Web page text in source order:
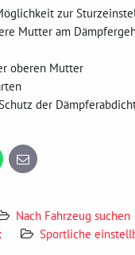
zur
Mutter am
oberen Mutter
der
E-
mail
Nach Fahrzeug suchen
Sportliche